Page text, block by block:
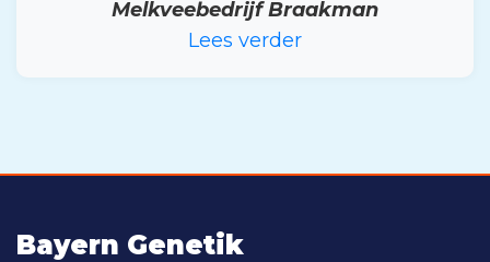
Melkveebedrijf Braakman
Lees verder
Bayern Genetik